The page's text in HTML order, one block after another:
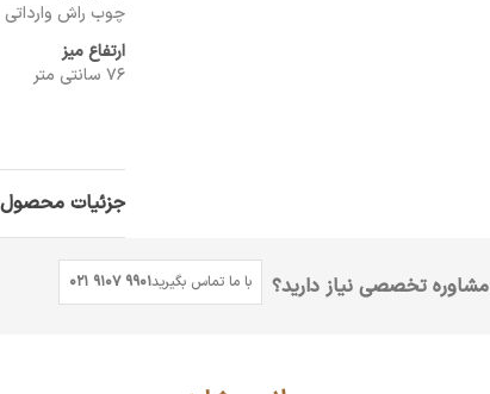
چوب راش وارداتی
ارتفاع میز
76 سانتی متر
جزئیات محصول
مشاوره تخصصی نیاز دارید؟ با ما تماس بگیرید021 9107 9901